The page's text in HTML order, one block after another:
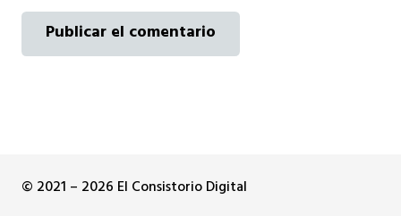
Publicar el comentario
© 2021 – 2026 El Consistorio Digital